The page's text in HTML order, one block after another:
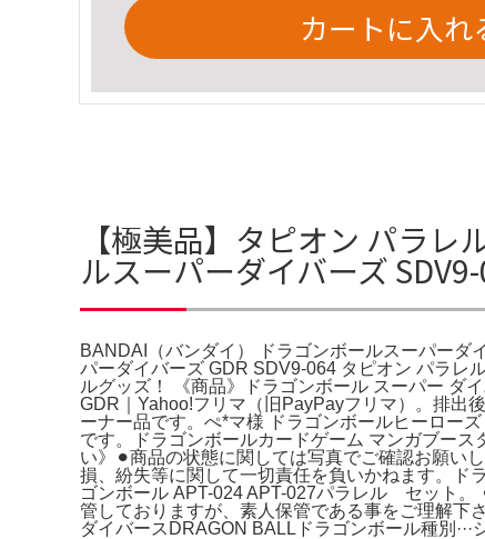
カートに入れ
【極美品】タピオン パラ
ルスーパーダイバーズ
BANDAI（バンダイ） ドラゴンボールスーパー
パーダイバーズ GDR SDV9-064 タピオン パラ
ルグッズ！ 《商品》ドラゴンボール スーパー ダ
GDR｜Yahoo!フリマ（旧PayPayフリマ）。排出
ーナー品です。ぺ*マ様 ドラゴンボールヒーロー
です。ドラゴンボールカードゲーム マンガブー
い》⚫︎商品の状態に関しては写真でご確認お願
損、紛失等に関して一切責任を負いかねます。
ゴンボール APT-024 APT-027パラレル セット。
管しておりますが、素人保管である事をご理解
ダイバースDRAGON BALLドラゴンボール種別···